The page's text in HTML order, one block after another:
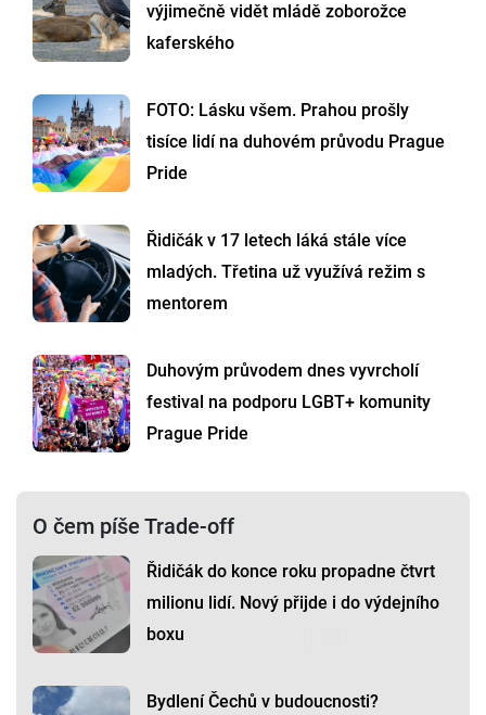
výjimečně vidět mládě zoborožce
kaferského
FOTO: Lásku všem. Prahou prošly
tisíce lidí na duhovém průvodu Prague
Pride
Řidičák v 17 letech láká stále více
mladých. Třetina už využívá režim s
mentorem
Duhovým průvodem dnes vyvrcholí
festival na podporu LGBT+ komunity
Prague Pride
O čem píše Trade-off
Řidičák do konce roku propadne čtvrt
milionu lidí. Nový přijde i do výdejního
boxu
Bydlení Čechů v budoucnosti?